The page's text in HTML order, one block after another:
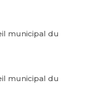
municipal du
municipal du